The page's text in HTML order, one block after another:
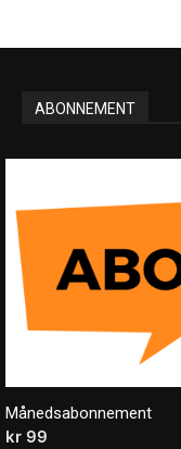
ABONNEMENT
Månedsabonnement
kr 99